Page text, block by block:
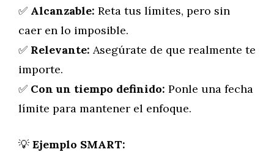
✅ Alcanzable: Reta tus límites, pero sin
caer en lo imposible.
✅ Relevante: Asegúrate de que realmente te
importe.
✅ Con un tiempo definido: Ponle una fecha
límite para mantener el enfoque.
💡 Ejemplo SMART: